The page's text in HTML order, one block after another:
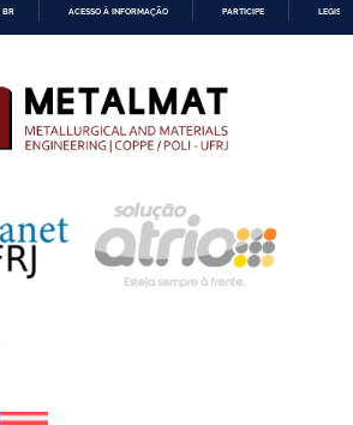
CONTEÚDO
BR ACESSO À INFORMAÇÃO PARTICIPE